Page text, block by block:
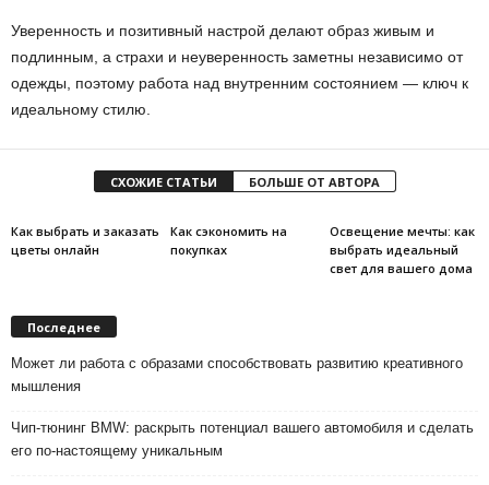
Уверенность и позитивный настрой делают образ живым и
подлинным, а страхи и неуверенность заметны независимо от
одежды, поэтому работа над внутренним состоянием — ключ к
идеальному стилю.
СХОЖИЕ СТАТЬИ БОЛЬШЕ ОТ АВТОРА
Как выбрать и заказать
цветы онлайн
Как сэкономить на
покупках
Освещение мечты: как
выбрать идеальный
свет для вашего дома
Последнее
Может ли работа с образами способствовать развитию креативного
мышления
Чип-тюнинг BMW: раскрыть потенциал вашего автомобиля и сделать
его по-настоящему уникальным